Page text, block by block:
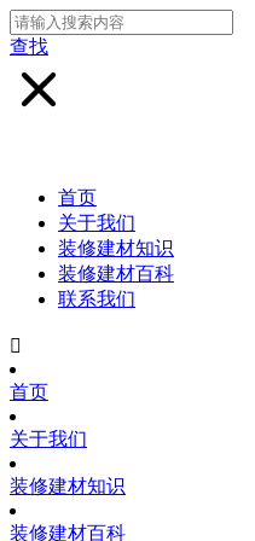
查找
首页
关于我们
装修建材知识
装修建材百科
联系我们

首页
关于我们
装修建材知识
装修建材百科